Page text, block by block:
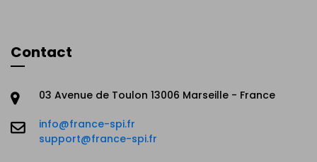
Contact
03 Avenue de Toulon 13006 Marseille - France
info@france-spi.fr
support@france-spi.fr